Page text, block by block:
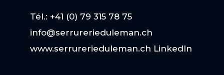
Tél.: +41 (0) 79 315 78 75
info@serrurerieduleman.ch
www.serrurerieduleman.ch LinkedIn